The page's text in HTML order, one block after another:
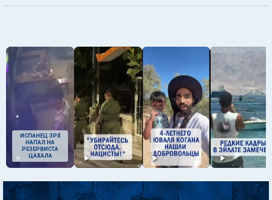
ИСПАНЕЦ ЗРЯ
НАПАЛ НА
РЕЗЕРВИСТА
ЦАХАЛА